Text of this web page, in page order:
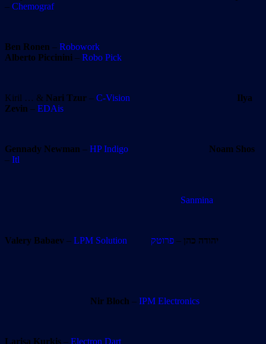
– Chemograf
Ben Ronen – Robowork
Alberto Piccinini – Robo Pick
Kiril … & Nari Tzur – C-Vision
Ilya
Zevin – EDAis
Gennady Newman – HP Indigo
Noam Shos
– Itl
Sanmina
Valery Babaev – LPM Solution יהודה כהן – פרוטק
Nir Bloch – IPM Electronics
Larisa Kurkis – Electron Dart